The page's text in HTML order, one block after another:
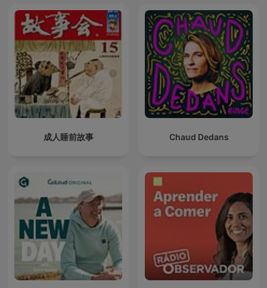
成人睡前故事 Chaud Dedans